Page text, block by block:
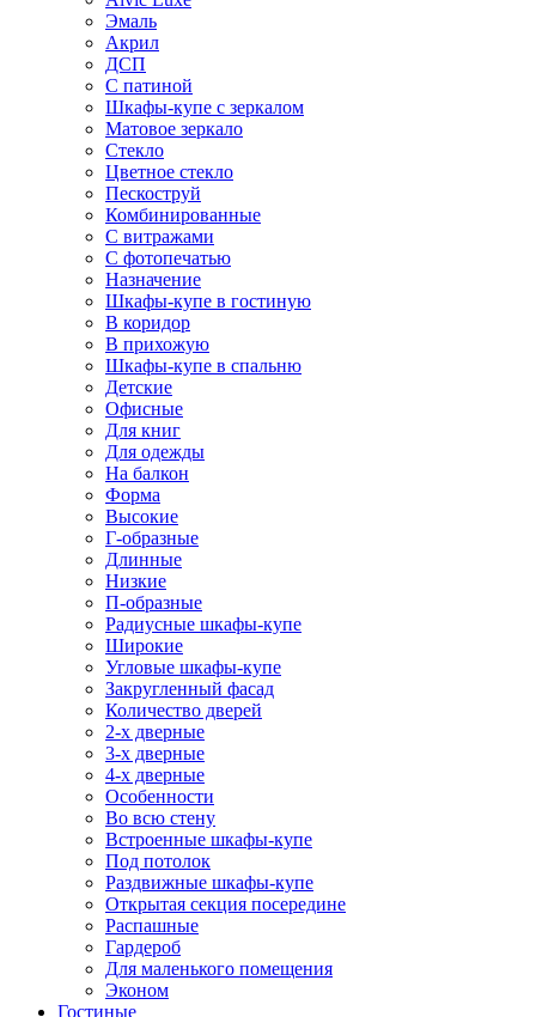
Эмаль
Акрил
ДСП
С патиной
Шкафы-купе с зеркалом
Матовое зеркало
Стекло
Цветное стекло
Пескоструй
Комбинированные
С витражами
С фотопечатью
Назначение
Шкафы-купе в гостиную
В коридор
В прихожую
Шкафы-купе в спальню
Детские
Офисные
Для книг
Для одежды
На балкон
Форма
Высокие
Г-образные
Длинные
Низкие
П-образные
Радиусные шкафы-купе
Широкие
Угловые шкафы-купе
Закругленный фасад
Количество дверей
2-х дверные
3-х дверные
4-х дверные
Особенности
Во всю стену
Встроенные шкафы-купе
Под потолок
Раздвижные шкафы-купе
Открытая секция посередине
Распашные
Гардероб
Для маленького помещения
Эконом
Гостиные